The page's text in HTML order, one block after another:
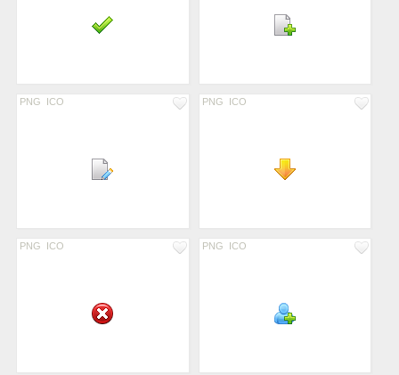
PNG ICO PNG ICO
PNG ICO PNG ICO